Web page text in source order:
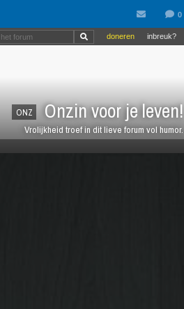
ONZ Onzin voor je leven!
Vrolijkheid troef in dit lieve forum vol humor.
inbreuk?
doneren